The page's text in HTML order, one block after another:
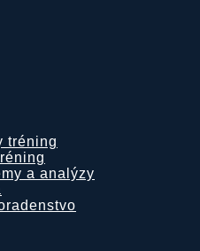
tréning
a analýzy